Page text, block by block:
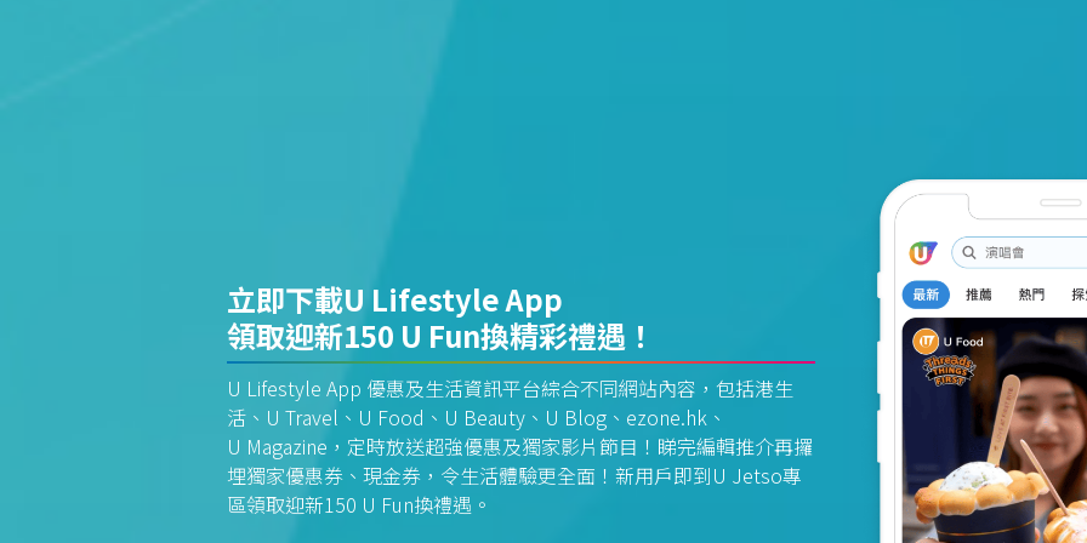
立即下載U Lifestyle App
領取迎新150 U Fun換精彩禮遇！
U Lifestyle App 優惠及生活資訊平台綜合不同網站內容，包括港生
活、U Travel、U Food、U Beauty、U Blog、ezone.hk、
U Magazine，定時放送超強優惠及獨家影片節目！睇完編輯推介再攞
埋獨家優惠券、現金券，令生活體驗更全面！新用戶即到U Jetso專
區領取迎新150 U Fun換禮遇。